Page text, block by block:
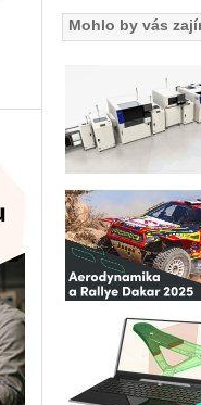
Mohlo by vás